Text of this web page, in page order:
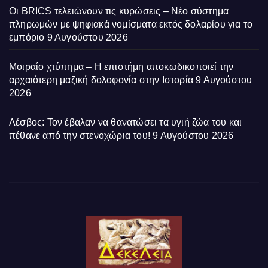
Οι BRICS τελειώνουν τις κυρώσεις – Νέο σύστημα
πληρωμών με ψηφιακά νομίσματα εκτός δολαρίου για το
εμπόριο 9 Αυγούστου 2026
Μοιραίο χτύπημα – Η επιστήμη αποκωδικοποιεί την
αρχαιότερη μαζική δολοφονία στην Ιστορία 9 Αυγούστου
2026
Λέσβος: Τον έβαλαν να θανατώσει τα υγιή ζώα του και
πέθανε από την στενοχώρια του! 9 Αυγούστου 2026